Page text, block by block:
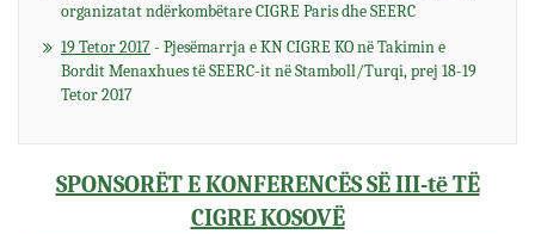
organizatat ndërkombëtare CIGRE Paris dhe SEERC
19 Tetor 2017- Pjesëmarrja e KN CIGRE KO në Takimin e
Bordit Menaxhues të SEERC-it në Stamboll/Turqi, prej 18-19
Tetor 2017
SPONSORËT E KONFERENCËS SË III-të TË
CIGRE KOSOVË